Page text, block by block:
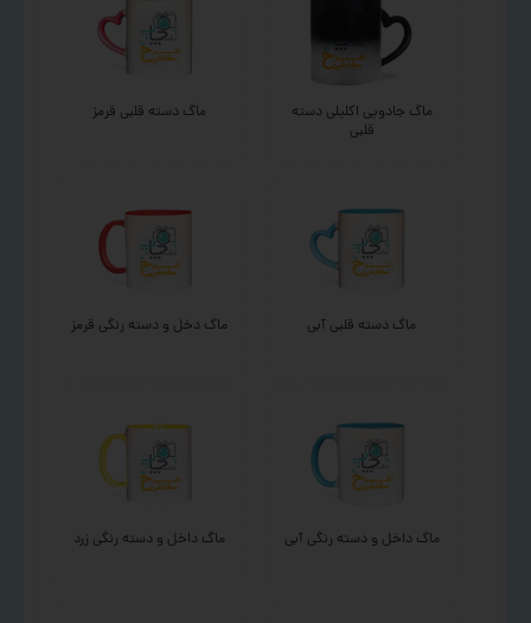
ماگ جادویی اکلیلی دسته
قلبی
ماگ دسته قلبی قرمز
ماگ دسته قلبی آبی ماگ دخل و دسته رنگی قرمز
ماگ داخل و دسته رنگی آبی ماگ داخل و دسته رنگی زرد